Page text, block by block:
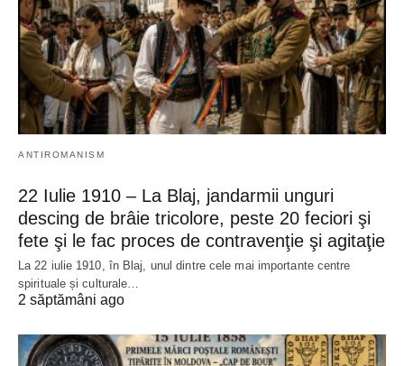
ANTIROMANISM
22 Iulie 1910 – La Blaj, jandarmii unguri
descing de brâie tricolore, peste 20 feciori şi
fete şi le fac proces de contravenţie şi agitaţie
La 22 iulie 1910, în Blaj, unul dintre cele mai importante centre
spirituale și culturale…
2 săptămâni ago